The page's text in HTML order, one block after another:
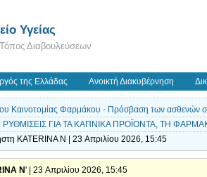
Υγείας
Διαβουλεύσεων
της Ελλάδας Ανοικτή Διακυβέρνηση
Καινοτομίας Φαρμάκου - Πρόσβαση των ασθενών σε
ΡΥΘΜΙΣΕΙΣ ΓΙΑ ΤΑ ΚΑΠΝΙΚΑ ΠΡΟΪΟΝΤΑ, ΤΗ
KATERINA N | 23 Απριλίου 2026, 15:45
N' | 23 Απριλίου 2026, 15:45